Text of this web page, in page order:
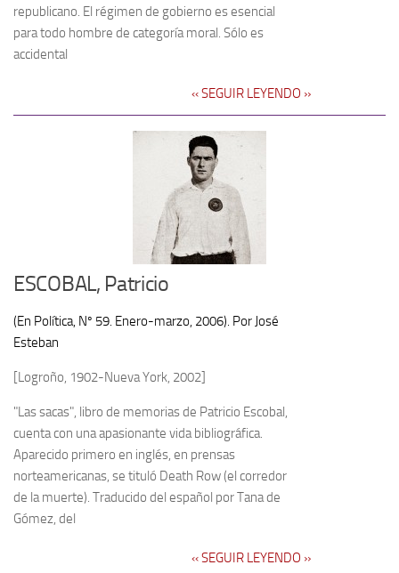
republicano. El régimen de gobierno es esencial
para todo hombre de categoría moral. Sólo es
accidental
‹‹ SEGUIR LEYENDO ››
ESCOBAL, Patricio
(En Política, Nº 59. Enero-marzo, 2006). Por José
Esteban
[Logroño, 1902-Nueva York, 2002]
"Las sacas", libro de memorias de Patricio Escobal,
cuenta con una apasionante vida bibliográfica.
Aparecido primero en inglés, en prensas
norteamericanas, se tituló Death Row (el corredor
de la muerte). Traducido del español por Tana de
Gómez, del
‹‹ SEGUIR LEYENDO ››